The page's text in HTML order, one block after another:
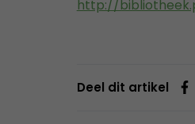
http://
Deel dit artikel